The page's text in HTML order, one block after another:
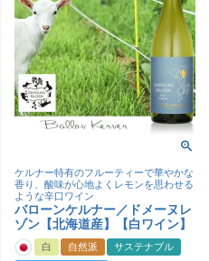
ケルナー特有のフルーティーで華やかな
香り、酸味が心地よくレモンを思わせる
ような辛口ワイン
バローンケルナー／ドメーヌレ
ゾン【北海道産】【白ワイン】
白 自然派
サステナブル